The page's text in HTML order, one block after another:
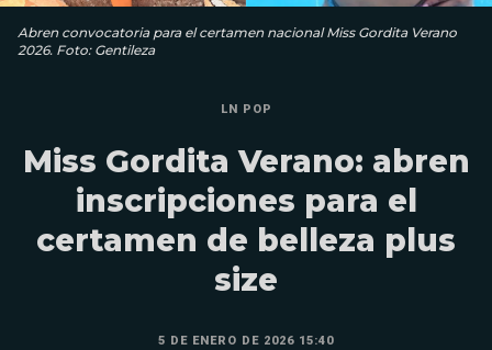
Abren convocatoria para el certamen nacional Miss Gordita Verano
2026. Foto: Gentileza
LN POP
Miss Gordita Verano: abren
inscripciones para el
certamen de belleza plus
size
5 DE ENERO DE 2026 15:40